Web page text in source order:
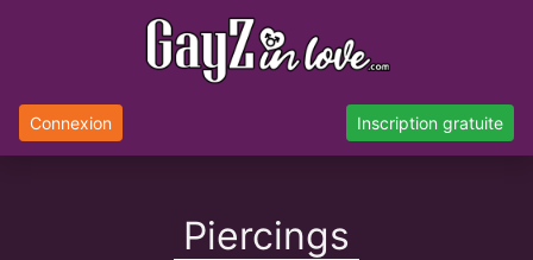
Connexion Inscription gratuite
Piercings